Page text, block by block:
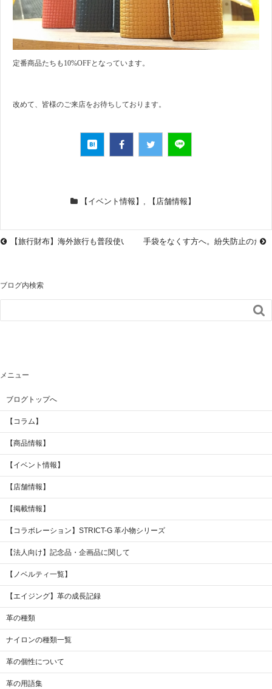
定番商品たちも10%OFFとなっています。
改めて、皆様のご来店をお待ちしております。
【イベント情報】 , 【店舗情報】
【旅行財布】海外旅行も普段使いもこれ一つ。トラベルウォレット「ボ
手袋をなくす方へ。紛失防止のた
ブログ内検索

メニュー
ブログトップへ
【コラム】
【商品情報】
【イベント情報】
【店舗情報】
【掲載情報】
【コラボレーション】STRICT-G 革小物シリーズ
【法人向け】記念品・企画品に関して
【ノベルティ一覧】
【エイジング】革の成長記録
革の種類
ナイロンの種類一覧
革の個性について
革の用語集